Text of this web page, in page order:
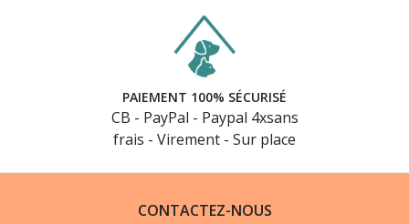
PAIEMENT 100% SÉCURISÉ
CB - PayPal - Paypal 4xsans
frais - Virement - Sur place
CONTACTEZ-NOUS